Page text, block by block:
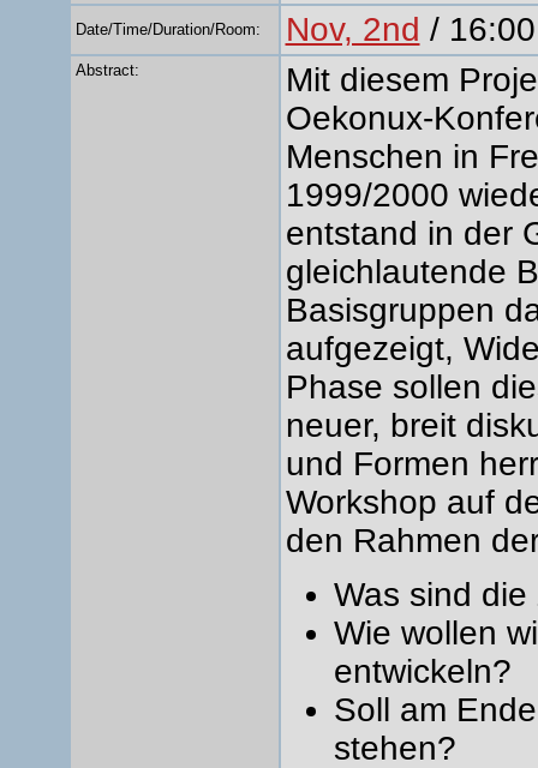
Date/Time/Duration/Room: Nov, 2nd /
Abstract:
Mit diesem
Oekonux-
Menschen in
1999/2000
entstand in der
gleichlautende
Basisgruppen
aufgezeigt,
Phase sollen
neuer, breit
und Formen
Workshop auf
den Rahmen
Was sind die
Wie wollen
entwickeln?
Soll am
stehen?